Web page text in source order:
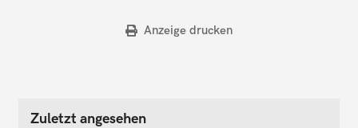
Anzeige drucken
Zuletzt angesehen